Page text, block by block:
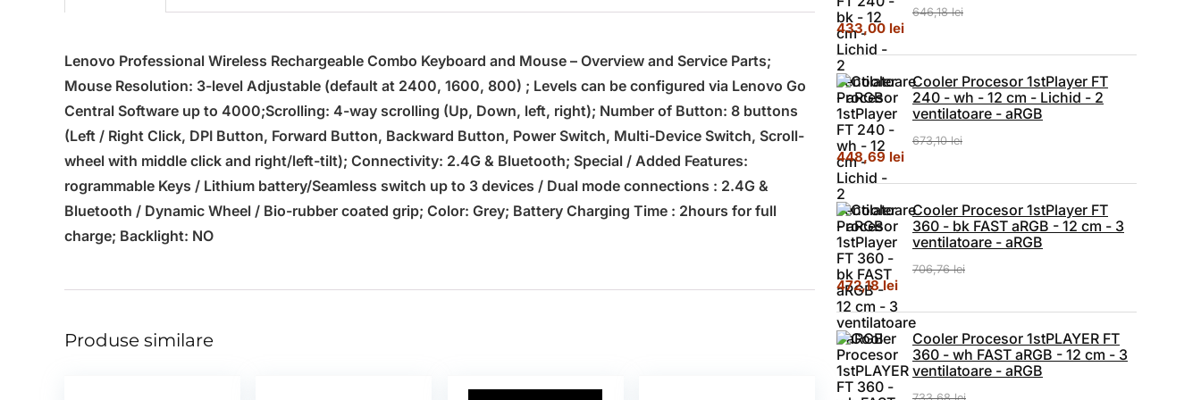
Lenovo Professional Wireless Rechargeable Combo Keyboard and Mouse – Overview and Service Parts;
Mouse Resolution: 3-level Adjustable (default at 2400, 1600, 800) ; Levels can be configured via Lenovo Go
Central Software up to 4000;Scrolling: 4-way scrolling (Up, Down, left, right); Number of Button: 8 buttons
(Left / Right Click, DPI Button, Forward Button, Backward Button, Power Switch, Multi-Device Switch, Scroll-
wheel with middle click and right/left-tilt); Connectivity: 2.4G & Bluetooth; Special / Added Features:
rogrammable Keys / Lithium battery/Seamless switch up to 3 devices / Dual mode connections : 2.4G &
Bluetooth / Dynamic Wheel / Bio-rubber coated grip; Color: Grey; Battery Charging Time : 2hours for full
charge; Backlight: NO
Produse similare
646,18lei
Prețul inițial a fost: 646,18 lei.
433,00 leiPrețul curent este: 433,00 lei.
Cooler Procesor 1stPlayer FT
240 - wh - 12 cm - Lichid - 2
ventilatoare - aRGB
673,10lei
Prețul inițial a fost: 673,10 lei.
448,69 leiPrețul curent este: 448,69 lei.
Cooler Procesor 1stPlayer FT
360 - bk FAST aRGB - 12 cm - 3
ventilatoare - aRGB
706,76lei
Prețul inițial a fost: 706,76 lei.
472,18leiPrețul curent este: 472,18 lei.
Cooler Procesor 1stPLAYER FT
360 - wh FAST aRGB - 12 cm - 3
ventilatoare - aRGB